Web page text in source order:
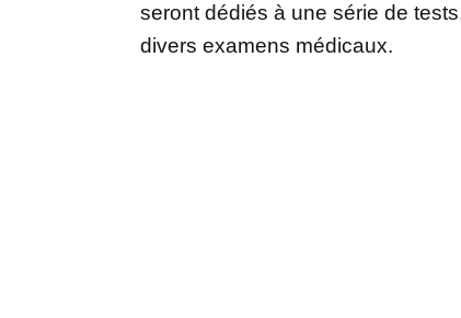
seront dédiés à une série de
divers examens médicaux.